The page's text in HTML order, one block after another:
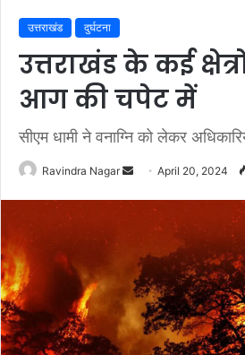
उत्तराखंड दुर्घटना
उत्तराखंड के कई
आग की चपेट में
सीएम धामी ने वनाग्नि को लेकर
Ravindra Nagar
Send
email
April 20, 2024